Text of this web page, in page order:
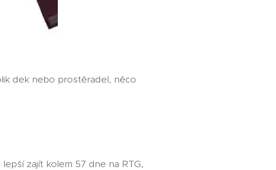
dek nebo prostěradel, něco
zajít kolem 57 dne na RTG,